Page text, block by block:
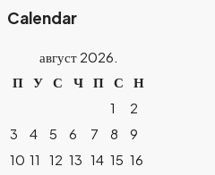
Calendar
август 2026.
П У С Ч П С
Н
1
2
3
4 5 6 7 8
9
10 11 12 13 14 15 16